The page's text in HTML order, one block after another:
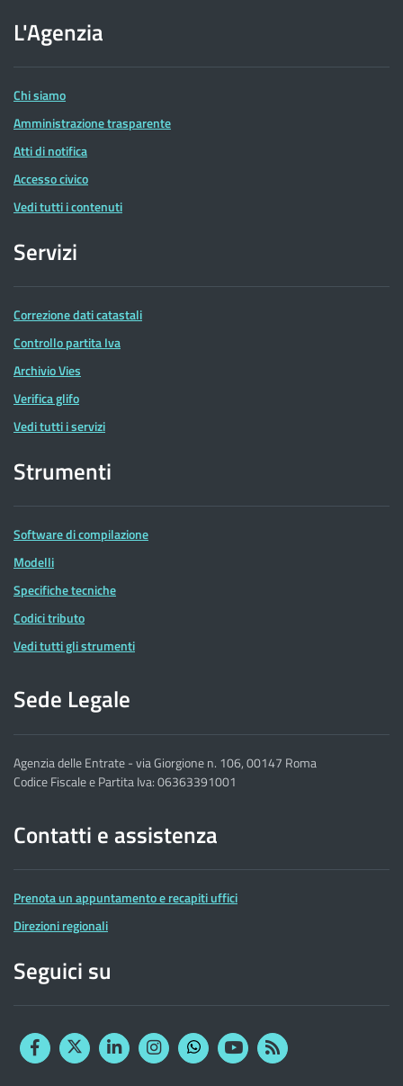
dell'Agenzia
delle
Entrate
L'Agenzia
Chi siamo
Amministrazione trasparente
Atti di notifica
Accesso civico
Vedi tutti i contenuti
Servizi
Correzione dati catastali
Controllo partita Iva
Archivio Vies
Verifica glifo
Vedi tutti i servizi
Strumenti
Software di compilazione
Modelli
Specifiche tecniche
Codici tributo
Vedi tutti gli strumenti
Sede Legale
Agenzia delle Entrate - via Giorgione n. 106, 00147 Roma
Codice Fiscale e Partita Iva: 06363391001
Contatti e assistenza
Prenota un appuntamento e recapiti uffici
Direzioni regionali
Seguici su
FacebookTwitterLinkedinInstagram
YouTubeRSS